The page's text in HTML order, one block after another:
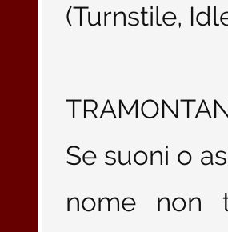
(Turnstile,
Se suoni o
nome non